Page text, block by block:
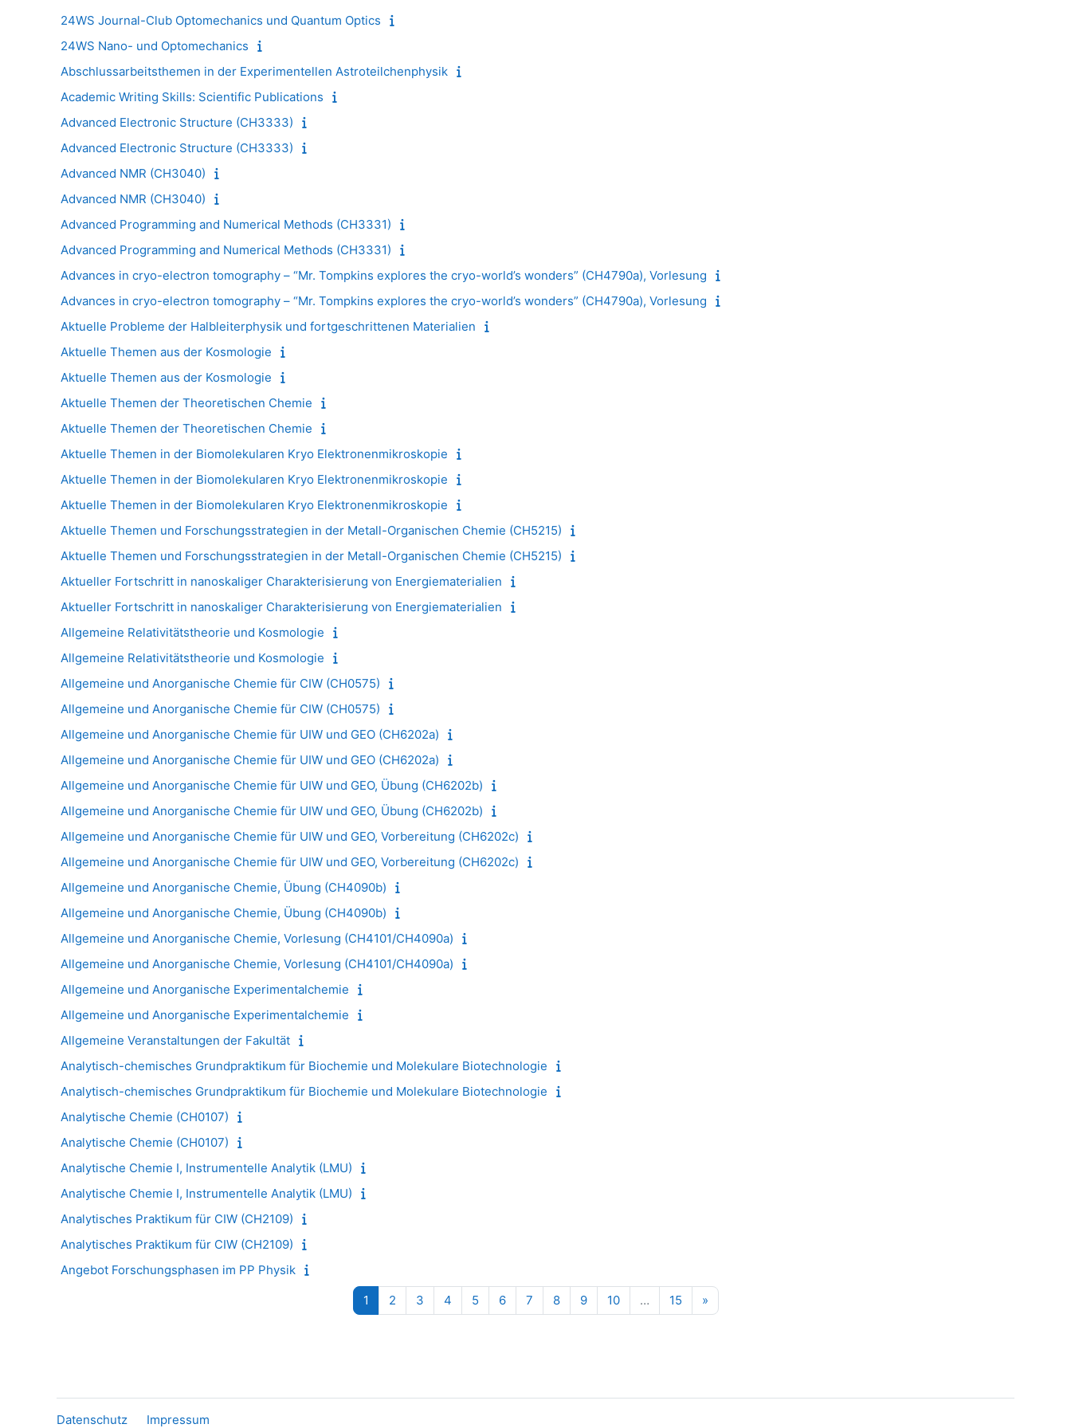
24WS Journal-Club Optomechanics und Quantum Optics
24WS Nano- und Optomechanics
Abschlussarbeitsthemen in der Experimentellen Astroteilchenphysik
Academic Writing Skills: Scientific Publications
Advanced Electronic Structure (CH3333)
Advanced Electronic Structure (CH3333)
Advanced NMR (CH3040)
Advanced NMR (CH3040)
Advanced Programming and Numerical Methods (CH3331)
Advanced Programming and Numerical Methods (CH3331)
Advances in cryo-electron tomography – “Mr. Tompkins explores the cryo-world’s wonders” (CH4790a), Vorlesung
Advances in cryo-electron tomography – “Mr. Tompkins explores the cryo-world’s wonders” (CH4790a), Vorlesung
Aktuelle Probleme der Halbleiterphysik und fortgeschrittenen Materialien
Aktuelle Themen aus der Kosmologie
Aktuelle Themen aus der Kosmologie
Aktuelle Themen der Theoretischen Chemie
Aktuelle Themen der Theoretischen Chemie
Aktuelle Themen in der Biomolekularen Kryo Elektronenmikroskopie
Aktuelle Themen in der Biomolekularen Kryo Elektronenmikroskopie
Aktuelle Themen in der Biomolekularen Kryo Elektronenmikroskopie
Aktuelle Themen und Forschungsstrategien in der Metall-Organischen Chemie (CH5215)
Aktuelle Themen und Forschungsstrategien in der Metall-Organischen Chemie (CH5215)
Aktueller Fortschritt in nanoskaliger Charakterisierung von Energiematerialien
Aktueller Fortschritt in nanoskaliger Charakterisierung von Energiematerialien
Allgemeine Relativitätstheorie und Kosmologie
Allgemeine Relativitätstheorie und Kosmologie
Allgemeine und Anorganische Chemie für CIW (CH0575)
Allgemeine und Anorganische Chemie für CIW (CH0575)
Allgemeine und Anorganische Chemie für UIW und GEO (CH6202a)
Allgemeine und Anorganische Chemie für UIW und GEO (CH6202a)
Allgemeine und Anorganische Chemie für UIW und GEO, Übung (CH6202b)
Allgemeine und Anorganische Chemie für UIW und GEO, Übung (CH6202b)
Allgemeine und Anorganische Chemie für UIW und GEO, Vorbereitung (CH6202c)
Allgemeine und Anorganische Chemie für UIW und GEO, Vorbereitung (CH6202c)
Allgemeine und Anorganische Chemie, Übung (CH4090b)
Allgemeine und Anorganische Chemie, Übung (CH4090b)
Allgemeine und Anorganische Chemie, Vorlesung (CH4101/CH4090a)
Allgemeine und Anorganische Chemie, Vorlesung (CH4101/CH4090a)
Allgemeine und Anorganische Experimentalchemie
Allgemeine und Anorganische Experimentalchemie
Allgemeine Veranstaltungen der Fakultät
Analytisch-chemisches Grundpraktikum für Biochemie und Molekulare Biotechnologie
Analytisch-chemisches Grundpraktikum für Biochemie und Molekulare Biotechnologie
Analytische Chemie (CH0107)
Analytische Chemie (CH0107)
Analytische Chemie I, Instrumentelle Analytik (LMU)
Analytische Chemie I, Instrumentelle Analytik (LMU)
Analytisches Praktikum für CIW (CH2109)
Analytisches Praktikum für CIW (CH2109)
Angebot Forschungsphasen im PP Physik
1 Seite 1
2Seite 2
3Seite 3
4Seite 4
5Seite 5
6Seite 6
7Seite 7
8Seite 8
9Seite 9
10Seite 10
… 15Seite 15
»Nächste Seite
Datenschutz Impressum